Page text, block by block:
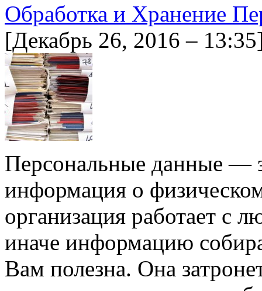
Обработка и Хранение
[Декабрь 26, 2016 –
Персональные данные —
информация о
организация работает с
иначе информацию
Вам полезна. Она